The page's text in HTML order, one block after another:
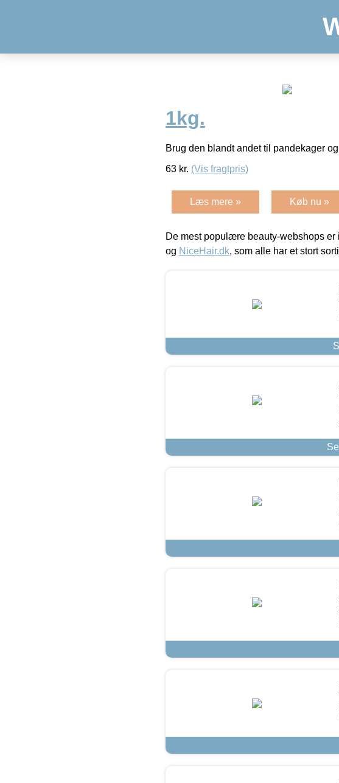
1kg.
Brug den blandt andet til pandekager
63 kr. (Vis fragtpris)
Læs mere » Køb nu »
De mest populære beauty-webshops
og NiceHair.dk, som alle har et stort